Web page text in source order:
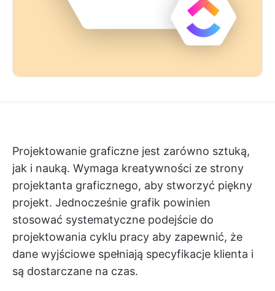
Projektowanie graficzne jest zarówno sztuką,
jak i nauką. Wymaga kreatywności ze strony
projektanta graficznego, aby stworzyć piękny
projekt. Jednocześnie grafik powinien
stosować systematyczne podejście do
projektowania cyklu pracy aby zapewnić, że
dane wyjściowe spełniają specyfikacje klienta i
są dostarczane na czas.